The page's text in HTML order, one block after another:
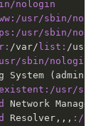
nologin
:/usr/sbin/
:/usr/sbin/
/var/ list:
sbin/nologin
System (admin)
:/usr/
Network
Resolver,,, :/